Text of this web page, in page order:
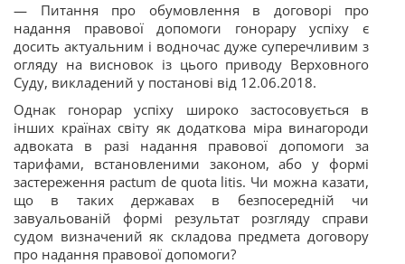
— Питання про обумовлення в договорі про
надання правової допомоги гонорару успіху є
досить актуальним і водночас дуже суперечливим з
огляду на висновок із цього приводу Верховного
Суду, викладений у постанові від 12.06.2018.
Однак гонорар успіху широко застосовується в
інших країнах світу як додаткова міра винагороди
адвоката в разі надання правової допомоги за
тарифами, встановленими законом, або у формі
застереження pactum de quota litis. Чи можна казати,
що в таких державах в безпосередній чи
завуальованій формі результат розгляду справи
судом визначений як складова предмета договору
про надання правової допомоги?